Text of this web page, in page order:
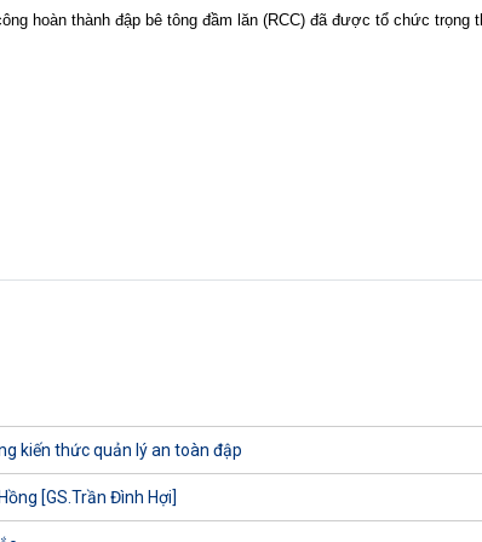
hoàn thành đập bê tông đầm lăn (RCC) đã được tổ chức trọng
kiến thức quản lý an toàn đập
[GS.Trần Đình Hợi]